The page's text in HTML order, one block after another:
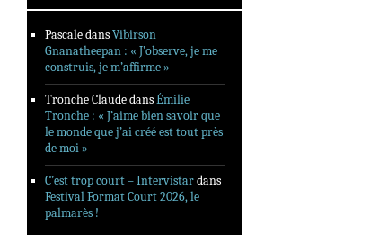
PascaledansVibirson
Gnanatheepan : « J’observe, je me
construis, je m’affirme »
Tronche ClaudedansÉmilie
Tronche : « J’aime bien savoir que
le monde que j’ai créé est tout près
de moi »
C’est trop court – Intervistardans
Festival Format Court 2026, le
palmarès !